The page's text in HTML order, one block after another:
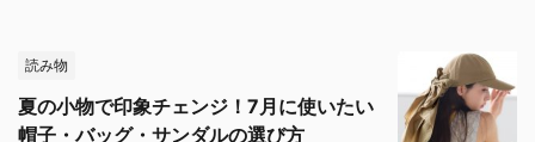
読み物
夏の小物で印象チェンジ！7月に使いたい
帽子・バッグ・サンダルの選び方